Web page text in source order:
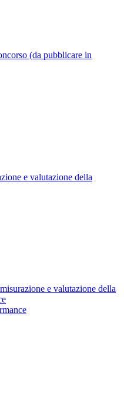
(da pubblicare in
e valutazione della
e valutazione della